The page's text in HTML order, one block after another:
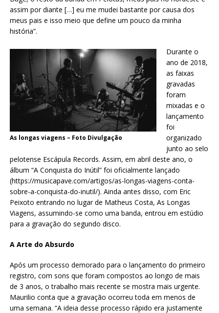
assim por diante […] eu me mudei bastante por causa dos
meus pais e isso meio que define um pouco da minha
história”.
As longas viagens – Foto Divulgação
Durante o
ano de 2018,
as faixas
gravadas
foram
mixadas e o
lançamento
foi
organizado
junto ao selo
pelotense Escápula Records. Assim, em abril deste ano, o
álbum “A Conquista do Inútil” foi oficialmente lançado
(https://musicapave.com/artigos/as-longas-viagens-conta-
sobre-a-conquista-do-inutil/). Ainda antes disso, com Eric
Peixoto entrando no lugar de Matheus Costa, As Longas
Viagens, assumindo-se como uma banda, entrou em estúdio
para a gravação do segundo disco.
A Arte do Absurdo
Após um processo demorado para o lançamento do primeiro
registro, com sons que foram compostos ao longo de mais
de 3 anos, o trabalho mais recente se mostra mais urgente.
Maurilio conta que a gravação ocorreu toda em menos de
uma semana. “A ideia desse processo rápido era justamente